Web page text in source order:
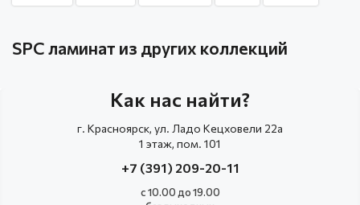
SPC ламинат из других коллекций
Как нас найти?
г. Красноярск, ул. Ладо Кецховели 22а
1 этаж, пом. 101
+7 (391) 209-20-11
с 10.00 до 19.00